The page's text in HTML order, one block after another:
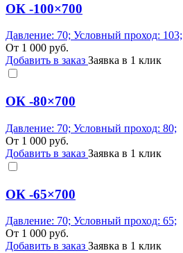
ОК -100×700
Давление: 70; Условный проход: 103;
От 1 000 руб.
Добавить в заказ Заявка в 1 клик
ОК -80×700
Давление: 70; Условный проход: 80;
От 1 000 руб.
Добавить в заказ Заявка в 1 клик
ОК -65×700
Давление: 70; Условный проход: 65;
От 1 000 руб.
Добавить в заказ Заявка в 1 клик